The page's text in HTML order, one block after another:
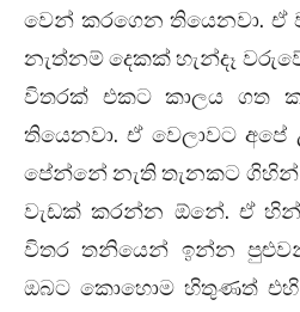
වෙන් කරගෙන තියෙනවා. ඒ
නැත්නම් දෙකක් හැන්දෑ
විතරක් එකට කාලය ගත
තියෙනවා. ඒ වෙලාවට
පේන්නේ නැති තැනකට
වැඩක් කරන්න ඕනේ. ඒ
විතර තනියෙන් ඉන්න
ඔබට කොහොම හිතුණත් එහි